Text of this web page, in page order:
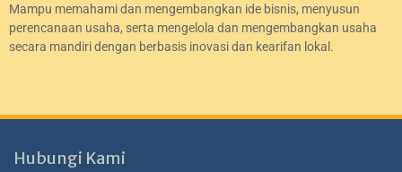
Mampu memahami dan mengembangkan ide bisnis, menyusun
perencanaan usaha, serta mengelola dan mengembangkan usaha
secara mandiri dengan berbasis inovasi dan kearifan lokal.
Hubungi Kami